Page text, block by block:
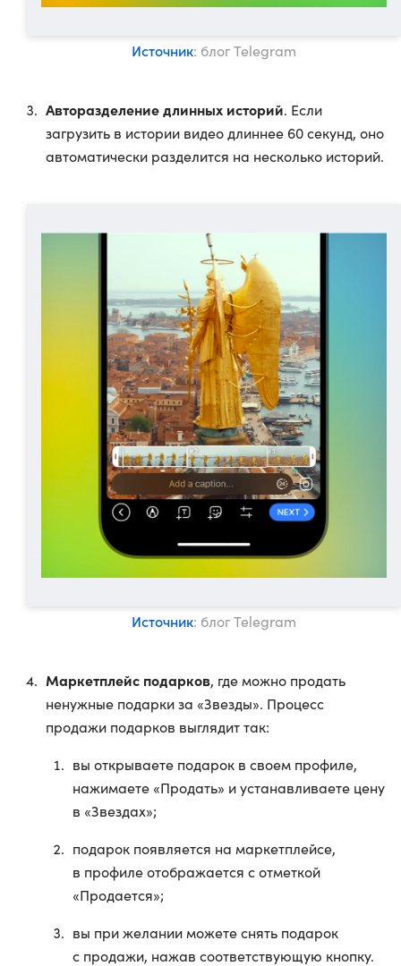
Источник: блог Telegram
Авторазделение длинных историй. Если
загрузить в истории видео длиннее 60 секунд, оно
автоматически разделится на несколько историй.
Источник: блог Telegram
Маркетплейс подарков, где можно продать
ненужные подарки за «Звезды». Процесс
продажи подарков выглядит так:
вы открываете подарок в своем профиле,
нажимаете «Продать» и устанавливаете цену
в «Звездах»;
подарок появляется на маркетплейсе,
в профиле отображается с отметкой
«Продается»;
вы при желании можете снять подарок
с продажи, нажав соответствующую кнопку.